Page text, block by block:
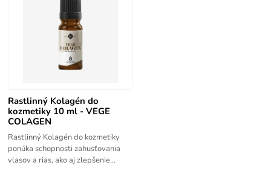
Rastlinný Kolagén do
kozmetiky 10 ml - VEGE
COLAGEN
Rastlinný Kolagén do kozmetiky
ponúka schopnosti zahusťovania
vlasov a rias, ako aj zlepšenie